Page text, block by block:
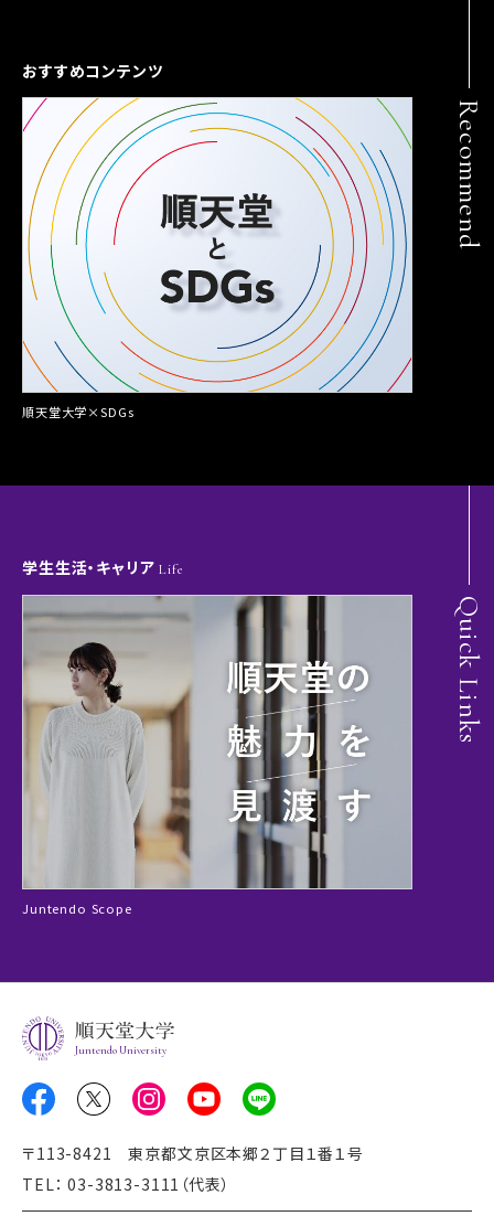
Recommend
おすすめコンテンツ
順天堂大学×SDGs
Quick Links
学生生活・キャリアLife
Juntendo Scope
Juntendo University
〒113-8421 東京都文京区本郷２丁目１番１号
TEL： 03-3813-3111（代表）